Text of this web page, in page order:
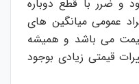
و ضرر با قطع دوباره
عمومی میانگین های
می باشد و همیشه
قیمتی زیادی بوجود